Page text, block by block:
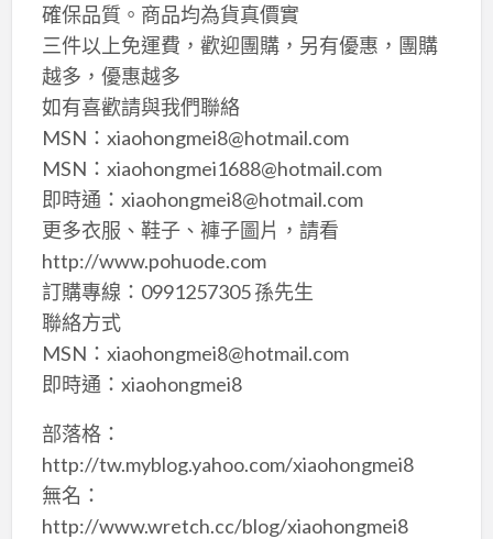
確保品質。商品均為貨真價實
三件以上免運費，歡迎團購，另有優惠，團購
越多，優惠越多
如有喜歡請與我們聯絡
MSN：xiaohongmei8@hotmail.com
MSN：xiaohongmei1688@hotmail.com
即時通：xiaohongmei8@hotmail.com
更多衣服、鞋子、褲子圖片，請看
http://www.pohuode.com
訂購專線：0991257305 孫先生
聯絡方式
MSN：xiaohongmei8@hotmail.com
即時通：xiaohongmei8
部落格：
http://tw.myblog.yahoo.com/xiaohongmei8
無名：
http://www.wretch.cc/blog/xiaohongmei8